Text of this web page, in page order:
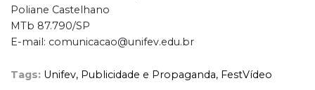
Poliane Castelhano
MTb 87.790/SP
E-mail: comunicacao@unifev.edu.br
Tags: Unifev, Publicidade e Propaganda, FestVídeo